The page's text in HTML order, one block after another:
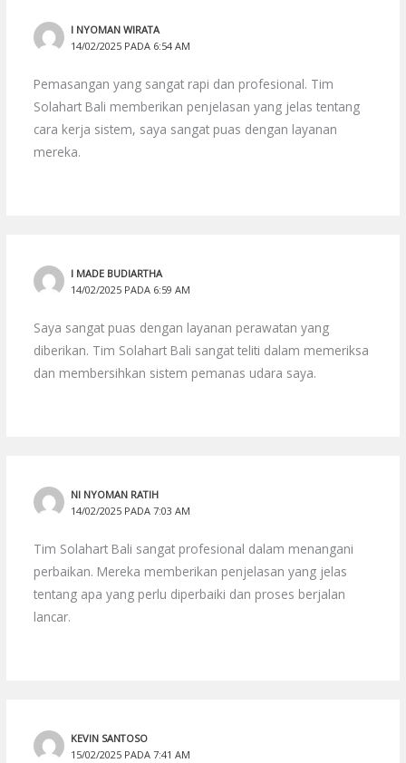
I NYOMAN WIRATA
14/02/2025 PADA 6:54 AM
Pemasangan yang sangat rapi dan profesional. Tim
Solahart Bali memberikan penjelasan yang jelas tentang
cara kerja sistem, saya sangat puas dengan layanan
mereka.
I MADE BUDIARTHA
14/02/2025 PADA 6:59 AM
Saya sangat puas dengan layanan perawatan yang
diberikan. Tim Solahart Bali sangat teliti dalam memeriksa
dan membersihkan sistem pemanas udara saya.
NI NYOMAN RATIH
14/02/2025 PADA 7:03 AM
Tim Solahart Bali sangat profesional dalam menangani
perbaikan. Mereka memberikan penjelasan yang jelas
tentang apa yang perlu diperbaiki dan proses berjalan
lancar.
KEVIN SANTOSO
15/02/2025 PADA 7:41 AM